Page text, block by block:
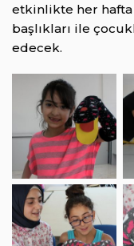
etkinlikte her hafta
başlıkları ile
edecek.